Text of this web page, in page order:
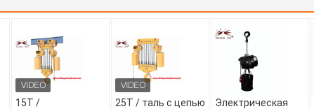
15T /
25T / таль с цепью
Электрическая